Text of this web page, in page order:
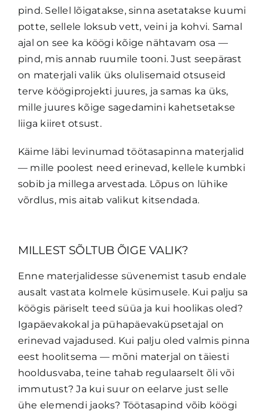
pind. Sellel lõigatakse, sinna asetatakse kuumi
potte, sellele loksub vett, veini ja kohvi. Samal
ajal on see ka köögi kõige nähtavam osa —
pind, mis annab ruumile tooni. Just seepärast
on materjali valik üks olulisemaid otsuseid
terve köögiprojekti juures, ja samas ka üks,
mille juures kõige sagedamini kahetsetakse
liiga kiiret otsust.
Käime läbi levinumad töötasapinna materjalid
— mille poolest need erinevad, kellele kumbki
sobib ja millega arvestada. Lõpus on lühike
võrdlus, mis aitab valikut kitsendada.
MILLEST SÕLTUB ÕIGE VALIK?
Enne materjalidesse süvenemist tasub endale
ausalt vastata kolmele küsimusele. Kui palju sa
köögis päriselt teed süüa ja kui hoolikas oled?
Igapäevakokal ja pühapäevaküpsetajal on
erinevad vajadused. Kui palju oled valmis pinna
eest hoolitsema — mõni materjal on täiesti
hooldusvaba, teine tahab regulaarselt õli või
immutust? Ja kui suur on eelarve just selle
ühe elemendi jaoks? Töötasapind võib köögi